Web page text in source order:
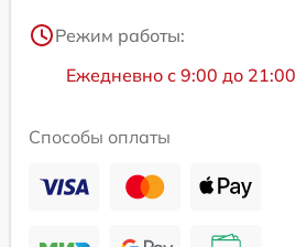
Режим работы:
Ежедневно с 9:00 до 21:00
Способы оплаты